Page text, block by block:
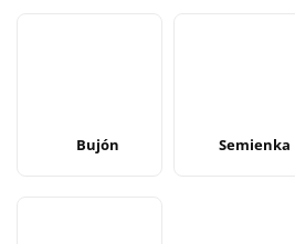
Bujón Semienka